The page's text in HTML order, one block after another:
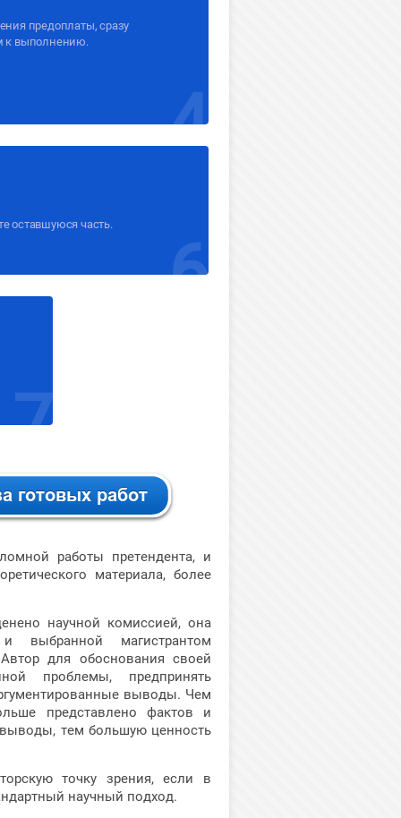
предоплаты, сразу
к выполнению.
4
оставшуюся часть.
6
7
работы претендента, и
материала, более
научной комиссией, она
и выбранной магистрантом
для обоснования своей
проблемы, предпринять
выводы. Чем
представлено фактов и
тем большую ценность
точку зрения, если в
научный подход.